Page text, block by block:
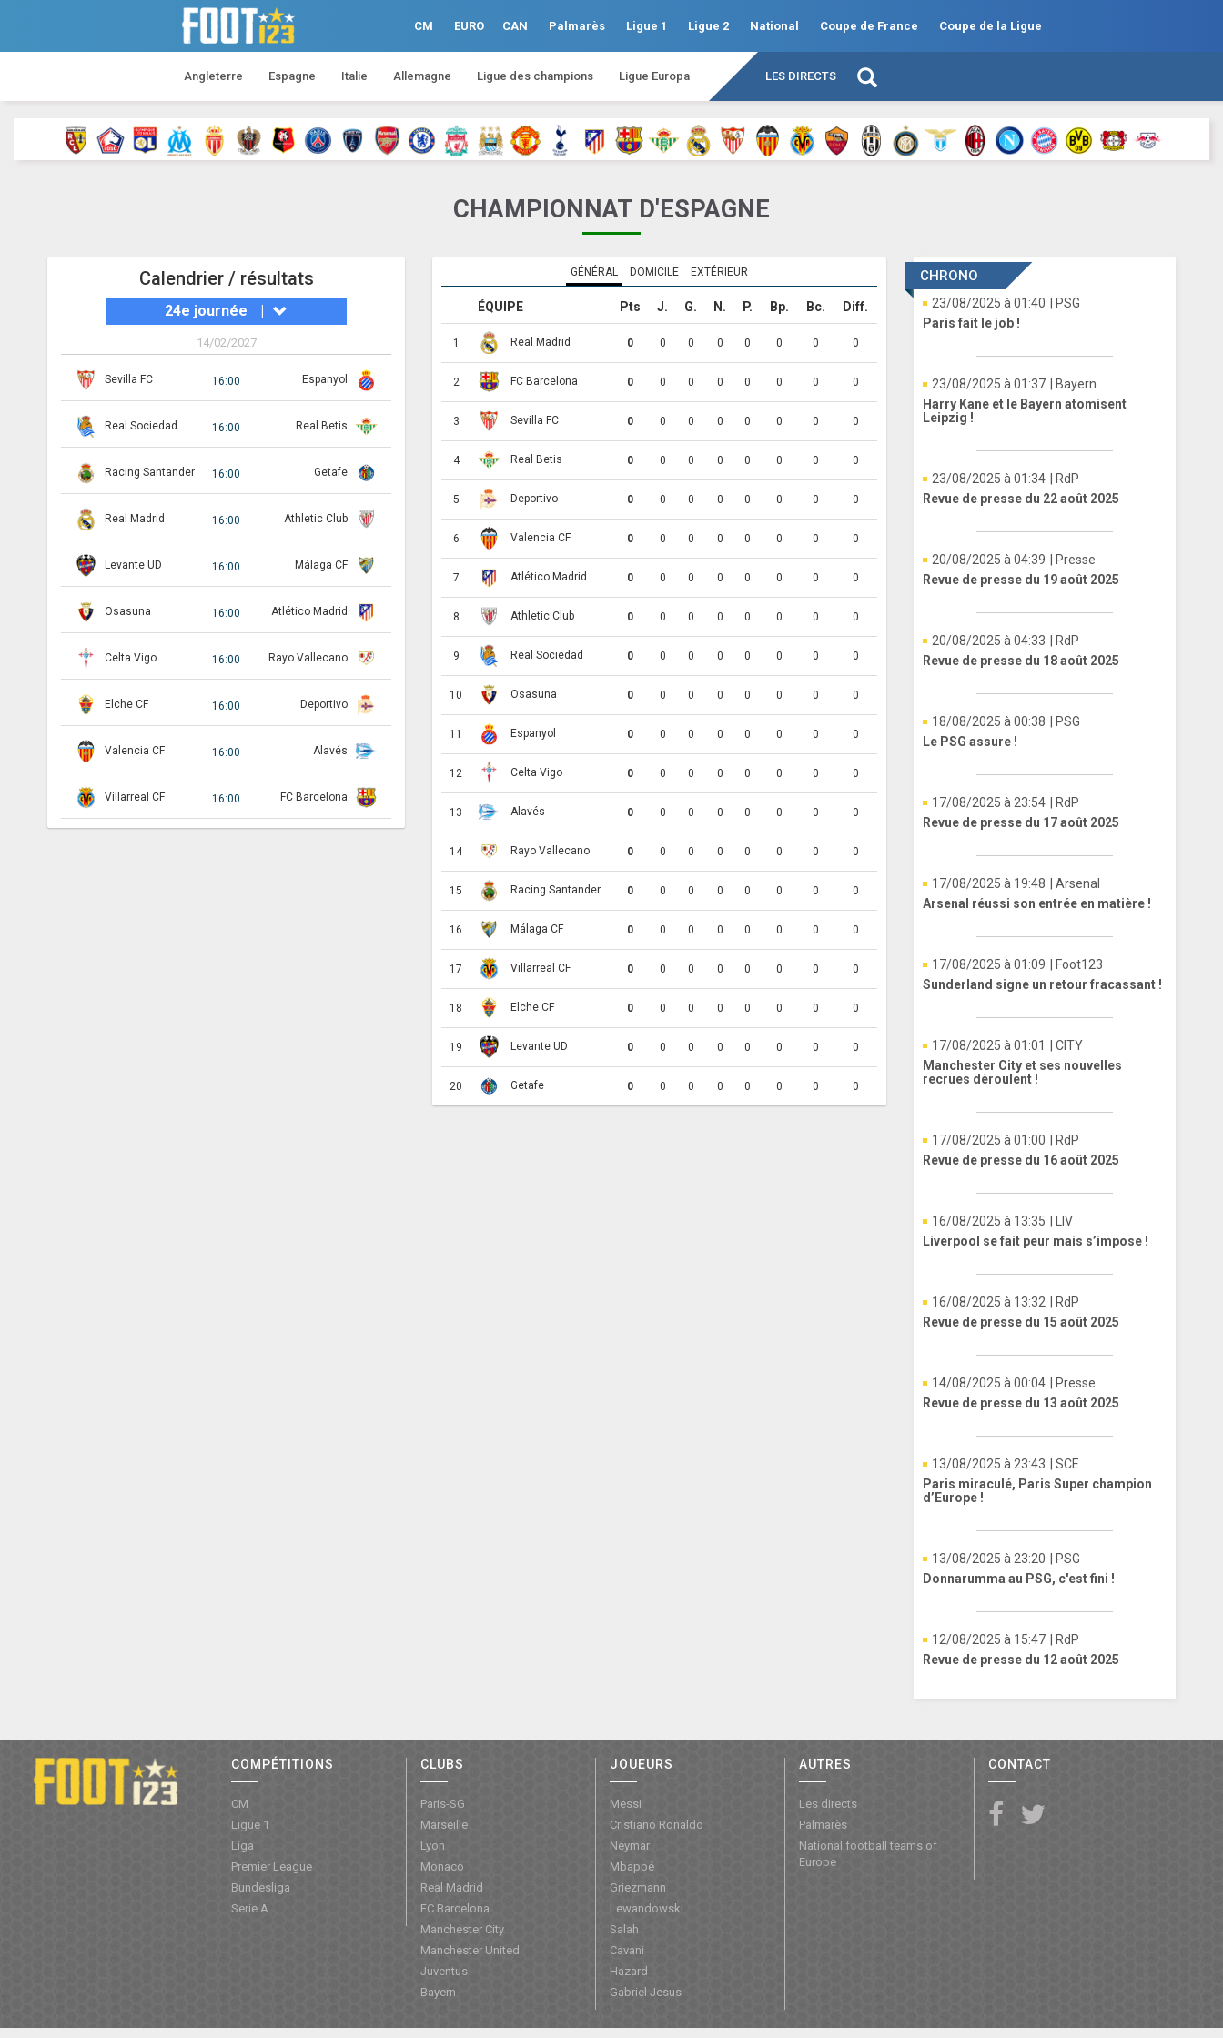
CM EURO CAN Palmarès Ligue 1 Ligue 2 National Coupe de France Coupe de la Ligue
Angleterre Espagne Italie Allemagne Ligue des champions Ligue Europa LES DIRECTS
CHAMPIONNAT D'ESPAGNE
Calendrier / résultats
24e journée |
14/02/2027
Sevilla FC 16:00 Espanyol
Real Sociedad 16:00 Real Betis
Racing Santander 16:00 Getafe
Real Madrid 16:00 Athletic Club
Levante UD 16:00 Málaga CF
Osasuna 16:00 Atlético Madrid
Celta Vigo 16:00 Rayo Vallecano
Elche CF 16:00 Deportivo
Valencia CF 16:00 Alavés
Villarreal CF 16:00 FC Barcelona
GÉNÉRAL DOMICILE EXTÉRIEUR
ÉQUIPE Pts J. G. N. P. Bp. Bc. Diff.
1 Real Madrid 0 0 0 0 0 0 0 0
2 FC Barcelona 0 0 0 0 0 0 0 0
3 Sevilla FC 0 0 0 0 0 0 0 0
4 Real Betis 0 0 0 0 0 0 0 0
5 Deportivo 0 0 0 0 0 0 0 0
6 Valencia CF 0 0 0 0 0 0 0 0
7 Atlético Madrid 0 0 0 0 0 0 0 0
8 Athletic Club 0 0 0 0 0 0 0 0
9 Real Sociedad 0 0 0 0 0 0 0 0
10 Osasuna 0 0 0 0 0 0 0 0
11 Espanyol 0 0 0 0 0 0 0 0
12 Celta Vigo 0 0 0 0 0 0 0 0
13 Alavés 0 0 0 0 0 0 0 0
14 Rayo Vallecano 0 0 0 0 0 0 0 0
15 Racing Santander 0 0 0 0 0 0 0 0
16 Málaga CF 0 0 0 0 0 0 0 0
17 Villarreal CF 0 0 0 0 0 0 0 0
18 Elche CF 0 0 0 0 0 0 0 0
19 Levante UD 0 0 0 0 0 0 0 0
20 Getafe 0 0 0 0 0 0 0 0
CHRONO
23/08/2025 à 01:40
| PSG
Paris fait le job !
23/08/2025 à 01:37
| Bayern
Harry Kane et le Bayern atomisent
Leipzig !
23/08/2025 à 01:34
| RdP
Revue de presse du 22 août 2025
20/08/2025 à 04:39
| Presse
Revue de presse du 19 août 2025
20/08/2025 à 04:33
| RdP
Revue de presse du 18 août 2025
18/08/2025 à 00:38
| PSG
Le PSG assure !
17/08/2025 à 23:54
| RdP
Revue de presse du 17 août 2025
17/08/2025 à 19:48
| Arsenal
Arsenal réussi son entrée en matière !
17/08/2025 à 01:09
| Foot123
Sunderland signe un retour fracassant !
17/08/2025 à 01:01
| CITY
Manchester City et ses nouvelles
recrues déroulent !
17/08/2025 à 01:00
| RdP
Revue de presse du 16 août 2025
16/08/2025 à 13:35
| LIV
Liverpool se fait peur mais s’impose !
16/08/2025 à 13:32
| RdP
Revue de presse du 15 août 2025
14/08/2025 à 00:04
| Presse
Revue de presse du 13 août 2025
13/08/2025 à 23:43
| SCE
Paris miraculé, Paris Super champion
d’Europe !
13/08/2025 à 23:20
| PSG
Donnarumma au PSG, c'est fini !
12/08/2025 à 15:47
| RdP
Revue de presse du 12 août 2025
COMPÉTITIONS
CM
Ligue 1
Liga
Premier League
Bundesliga
Serie A
CLUBS
Paris-SG
Marseille
Lyon
Monaco
Real Madrid
FC Barcelona
Manchester City
Manchester United
Juventus
Bayern
JOUEURS
Messi
Cristiano Ronaldo
Neymar
Mbappé
Griezmann
Lewandowski
Salah
Cavani
Hazard
Gabriel Jesus
AUTRES
Les directs
Palmarès
National football teams of
Europe
CONTACT